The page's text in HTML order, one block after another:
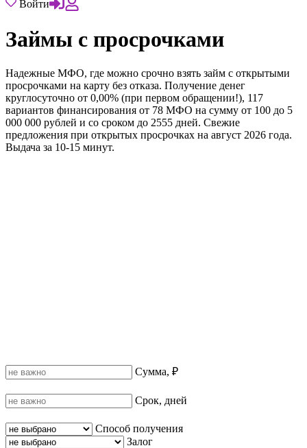
Войти
Займы с просрочками
Надежные МФО, где можно срочно взять займ с открытыми
просрочками на карту без отказа. Получение денег
круглосуточно от 0,00% (при первом обращении!), 117
вариантов финансирования от 78 МФО на сумму от 100 до 5
000 000 рублей и со сроком до 2555 дней. Свежие
предложения при открытых просрочках на август 2026 года.
Выдача за 10-15 минут.
Сумма, ₽
Срок, дней
Способ получения
Залог